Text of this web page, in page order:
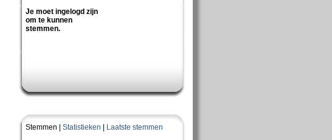
Je moet ingelogd zijn
om te kunnen
stemmen.
Stemmen | Statistieken Laatste stemmen